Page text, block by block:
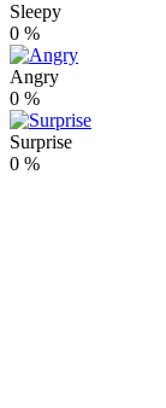
Sleepy
0 %
Angry
0 %
Surprise
0 %